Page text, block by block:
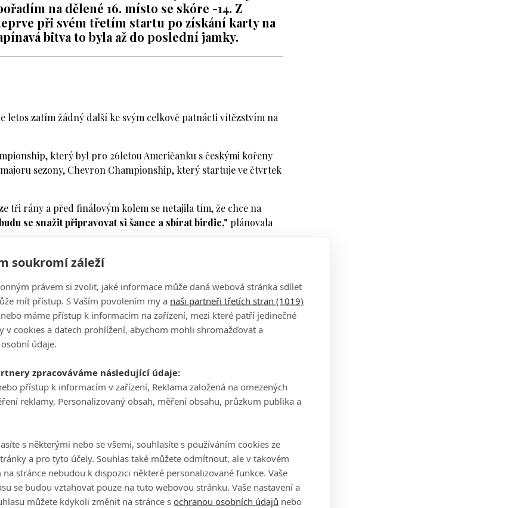
soukromí záleží
právem si zvolit, jaké informace může daná webová stránka sdílet
mít přístup. S Vaším povolením my a naši partneři třetích stran (1019)
máme přístup k informacím na zařízení, mezi které patří jedinečné
v cookies a datech prohlížení, abychom mohli shromažďovat a
údaje.
zpracováváme následující údaje:
přístup k informacím v zařízení, Reklama založená na omezených
reklamy, Personalizovaný obsah, měření obsahu, průzkum publika a
s některými nebo se všemi, souhlasíte s používáním cookies ze
a pro tyto účely. Souhlas také můžete odmítnout, ale v takovém
stránce nebudou k dispozici některé personalizované funkce. Vaše
se budou vztahovat pouze na tuto webovou stránku. Vaše nastavení a
můžete kdykoli změnit na stránce sochranou osobních údajů nebo
na dělené 16. místo se skóre -14. Z
při svém třetím startu po získání karty na
bitva to byla až do poslední jamky.
letos zatím žádný další ke svým celkově patnácti vítězstvím na
který byl pro 26letou Američanku s českými kořeny
sezony, Chevron Championship, který startuje ve čtvrtek
tři rány a před finálovým kolem se netajila tím, že chce na
se snažit připravovat si šance a sbírat birdie," plánovala
a stále se držela na dostřel nejlepším. Jenže na druhé
bogey a především se s turnajem loučila double bogey na
a pořadím se propadla se skóre -14 až na dělené 16. místo.
Lingblad k zisku prvního triumfu v nejlepší ženské sérii.
povedlo vyhrát po pár startech. Je to bláznivé,"kroutila
trofej.
for
flightu a po dohrání musela se skóre -21 čekat, jak dokončí
sedmnácti jamkách držela stejné skóre, a tak reálně hrozilo
bogey a premiérové vítězství Švédce tak trochu darovala.
také dvě bogey. Na druhé přidala už jen jediné birdie a jinak
dotáhla, ale pak přišla osudná osmnáctka.